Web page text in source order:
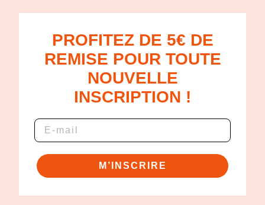
PROFITEZ DE 5€ DE
REMISE POUR TOUTE
NOUVELLE
INSCRIPTION !
M’INSCRIRE